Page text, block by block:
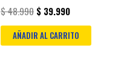
$48.990 $ 39.990
AÑADIR AL CARRITO